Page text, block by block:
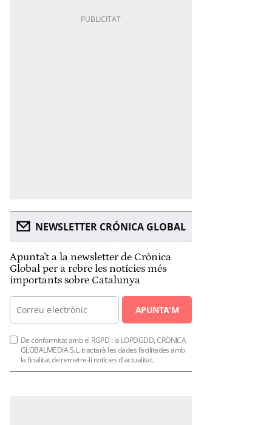
NEWSLETTER CRÓNICA GLOBAL
Apunta't a la newsletter de Crònica
Global per a rebre les notícies més
importants sobre Catalunya
APUNTA'M
De conformitat amb el RGPD i la LOPDGDD, CRÒNICA
GLOBALMEDIA S.L. tractarà les dades facilitades amb
la finalitat de remetre-li notícies d'actualitat.